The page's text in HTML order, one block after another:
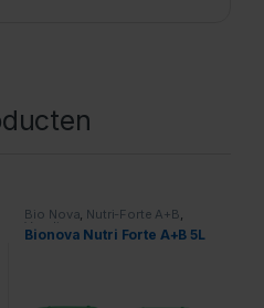
Bio Nova, Nutri-Forte A+B,
Voeding
Bionova Nutri Forte A+B 5L